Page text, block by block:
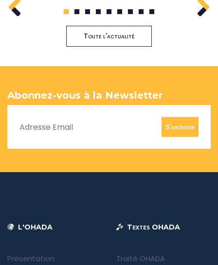
1 2 3 4 5 6 7 8 9
Toute l'actualité
Abonnez-vous à la Newsletter
S'abonner
L'OHADA
Présentation
Textes OHADA
Traité OHADA